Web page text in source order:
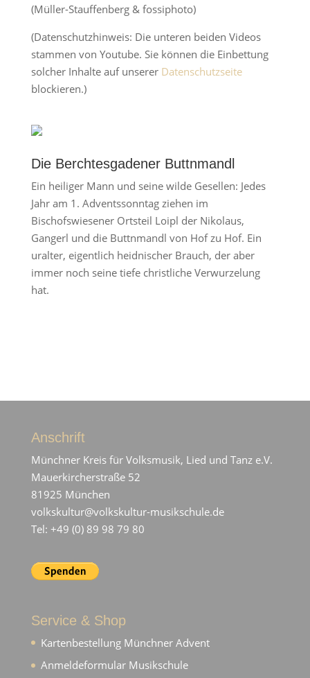
(Müller-Stauffenberg & fossiphoto)
(Datenschutzhinweis: Die unteren beiden Videos
stammen von Youtube. Sie können die Einbettung
solcher Inhalte auf unserer Datenschutzseite
blockieren.)
Die Berchtesgadener Buttnmandl
Ein heiliger Mann und seine wilde Gesellen: Jedes
Jahr am 1. Adventssonntag ziehen im
Bischofswiesener Ortsteil Loipl der Nikolaus,
Gangerl und die Buttnmandl von Hof zu Hof. Ein
uralter, eigentlich heidnischer Brauch, der aber
immer noch seine tiefe christliche Verwurzelung
hat.
Anschrift
Münchner Kreis für Volksmusik, Lied und Tanz e.V.
Mauerkircherstraße 52
81925 München
volkskultur@volkskultur-musikschule.de
Tel: +49 (0) 89 98 79 80
Service & Shop
Kartenbestellung Münchner Advent
Anmeldeformular Musikschule